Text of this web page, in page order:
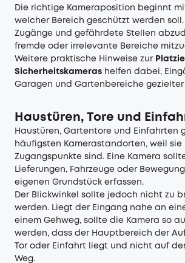
Die richtige Kameraposition beginnt
welcher Bereich geschützt werden
Zugänge und gefährdete Stellen
fremde oder irrelevante Bereiche
Weitere praktische Hinweise zur
Sicherheitskameras helfen dabei,
Garagen und Gartenbereiche gezielter
Haustüren, Tore und
Haustüren, Gartentore und Einfahrten
häufigsten Kamerastandorten, weil
Zugangspunkte sind. Eine Kamera
Lieferungen, Fahrzeuge oder
eigenen Grundstück erfassen.
Der Blickwinkel sollte jedoch nicht zu
werden. Liegt der Eingang nahe an
einem Gehweg, sollte die Kamera so
werden, dass der Hauptbereich der
Tor oder Einfahrt liegt und nicht auf
Weg.